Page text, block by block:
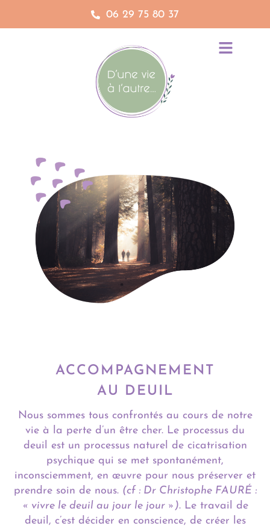
06 29 75 80 37
ACCOMPAGNEMENT
AU DEUIL
Nous sommes tous confrontés au cours de notre
vie à la perte d’un être cher. Le processus du
deuil est un processus naturel de cicatrisation
psychique qui se met spontanément,
inconsciemment, en œuvre pour nous préserver et
prendre soin de nous. (cf : Dr Christophe FAURÉ :
« vivre le deuil au jour le jour »). Le travail de
deuil, c’est décider en conscience, de créer les